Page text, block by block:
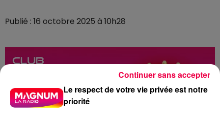
Publié : 16 octobre 2025 à 10h28
Le respect de votre vie privée est notre
priorité
Continuer sans accepter